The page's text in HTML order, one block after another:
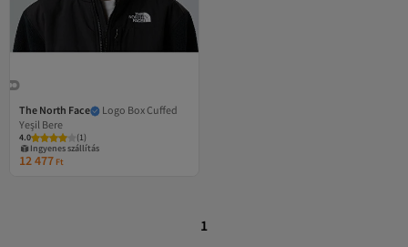
The North Face
Logo Box Cuffed
Yeşil Bere
4.0 (1)
Ingyenes szállítás
12 477 Ft
1